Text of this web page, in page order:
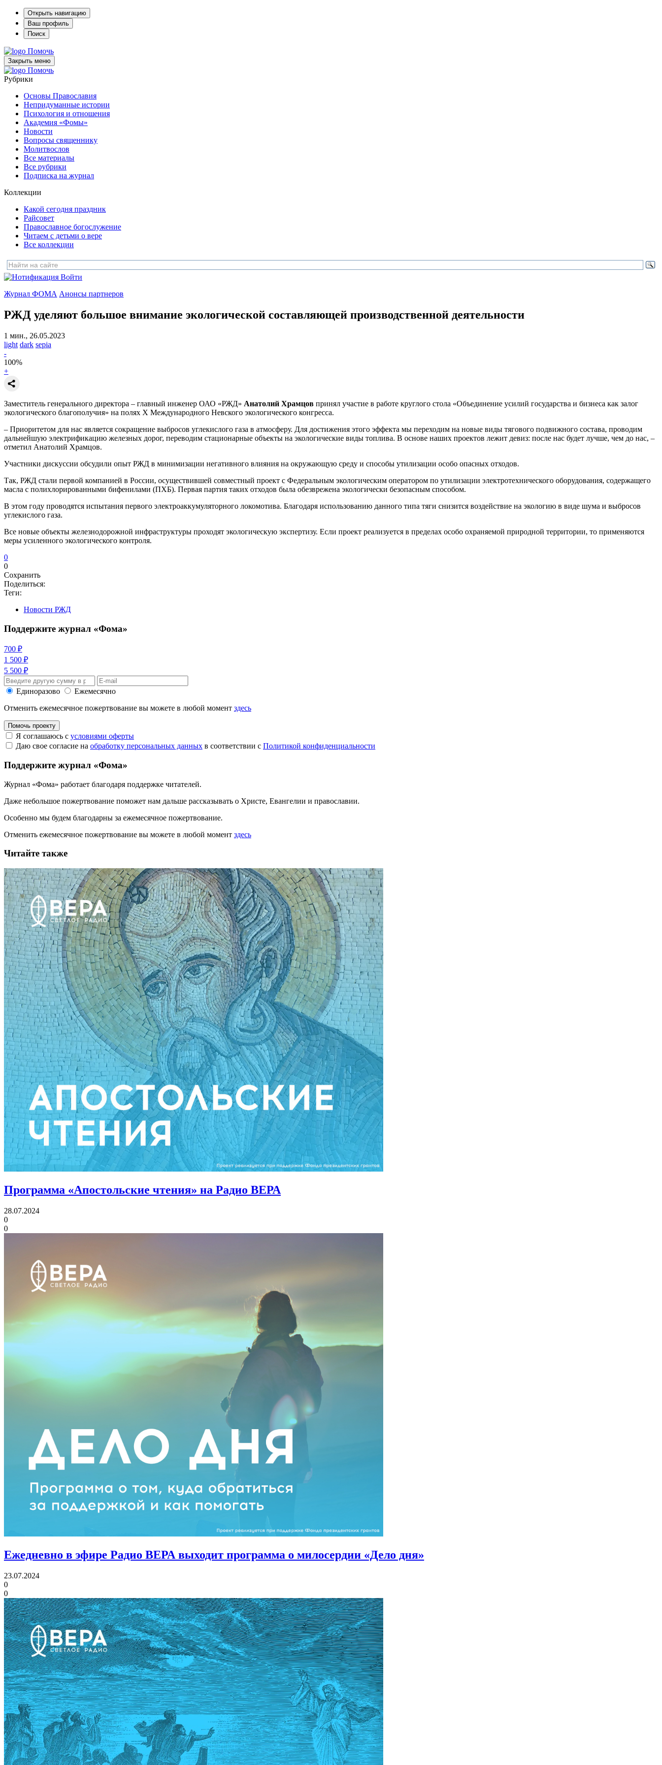
Открыть навигацию
Ваш профиль
Поиск
Помочь
Закрыть меню
Помочь
Рубрики
Основы Православия
Непридуманные истории
Психология и отношения
Академия «Фомы»
Новости
Вопросы священнику
Молитвослов
Все материалы
Все рубрики
Подписка на журнал
Коллекции
Какой сегодня праздник
Райсовет
Православное богослужение
Читаем с детьми о вере
Все коллекции
Войти
Журнал ФОМА Анонсы партнеров
РЖД уделяют большое внимание экологической составляющей производственной деятельности
1 мин., 26.05.2023
light dark sepia
-
100%
+
Заместитель генерального директора – главный инженер ОАО «РЖД» Анатолий Храмцов принял участие в работе круглого стола «Объединение усилий государства и бизнеса как залог
экологического благополучия» на полях Х Международного Невского экологического конгресса.
– Приоритетом для нас является сокращение выбросов углекислого газа в атмосферу. Для достижения этого эффекта мы переходим на новые виды тягового подвижного состава, проводим
дальнейшую электрификацию железных дорог, переводим стационарные объекты на экологические виды топлива. В основе наших проектов лежит девиз: после нас будет лучше, чем до нас, –
отметил Анатолий Храмцов.
Участники дискуссии обсудили опыт РЖД в минимизации негативного влияния на окружающую среду и способы утилизации особо опасных отходов.
Так, РЖД стали первой компанией в России, осуществившей совместный проект с Федеральным экологическим оператором по утилизации электротехнического оборудования, содержащего
масла с полихлорированными бифенилами (ПХБ). Первая партия таких отходов была обезврежена экологически безопасным способом.
В этом году проводятся испытания первого электроаккумуляторного локомотива. Благодаря использованию данного типа тяги снизится воздействие на экологию в виде шума и выбросов
углекислого газа.
Все новые объекты железнодорожной инфраструктуры проходят экологическую экспертизу. Если проект реализуется в пределах особо охраняемой природной территории, то применяются
меры усиленного экологического контроля.
0
0
Сохранить
Поделиться:
Теги:
Новости РЖД
Поддержите журнал «Фома»
700 ₽
1 500 ₽
5 500 ₽
Единоразово
Ежемесячно
Отменить ежемесячное пожертвование вы можете в любой момент здесь
Помочь проекту
Я соглашаюсь с условиями оферты
Даю свое согласие на обработку персональных данных в соответствии с Политикой конфиденциальности
Поддержите журнал «Фома»
Журнал «Фома» работает благодаря поддержке читателей.
Даже небольшое пожертвование поможет нам дальше рассказывать о Христе, Евангелии и православии.
Особенно мы будем благодарны за ежемесячное пожертвование.
Отменить ежемесячное пожертвование вы можете в любой момент здесь
Читайте также
Программа «Апостольские чтения» на Радио ВЕРА
28.07.2024
0
0
Ежедневно в эфире Радио ВЕРА выходит программа о милосердии «Дело дня»
23.07.2024
0
0